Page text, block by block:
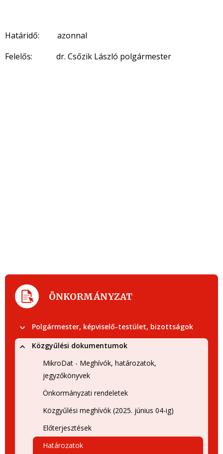
Határidő: azonnal
Felelős: dr. Csőzik László polgármester
ÖNKORMÁNYZAT
Polgármester, képviselő-testület, bizottságok
Közgyűlési dokumentumok
MikroDat - Meghívók, határozatok,
jegyzőkönyvek
Önkormányzati rendeletek
Közgyűlési meghívók (2025. június 04-ig)
Előterjesztések
Határozatok